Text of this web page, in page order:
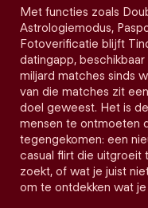
Met functies zoals
Astrologiemodus,
Fotoverificatie blijft
datingapp,
miljard matches sinds
van die matches zit
doel geweest. Het is
mensen te ontmoeten
tegengekomen: een
casual flirt die uitgroeit
zoekt, of wat je juist
om te ontdekken wat je